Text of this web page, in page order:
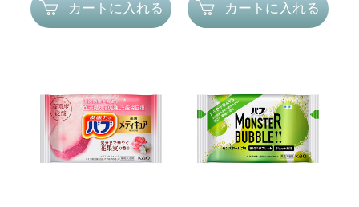
カートに入れる カートに入れる